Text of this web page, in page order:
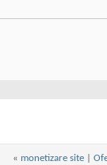
« monetizare site